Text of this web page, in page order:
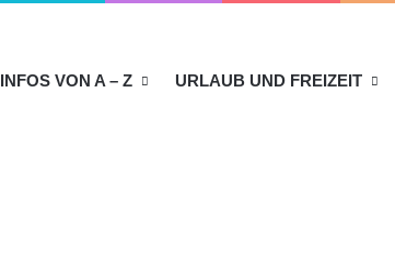
INFOS VON A – Z URLAUB UND FREIZEIT